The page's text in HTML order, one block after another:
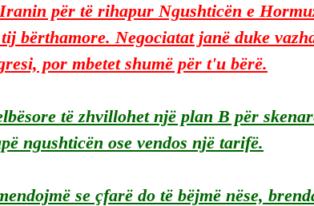
për të rihapur Ngushticën e
bërthamore. Negociatat janë duke
por mbetet shumë për t'u bërë.
të zhvillohet një plan B për
ngushticën ose vendos një tarifë.
se çfarë do të bëjmë nëse,